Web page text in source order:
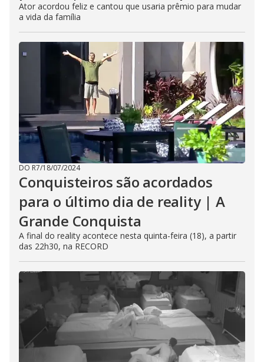
Ator acordou feliz e cantou que usaria prêmio para mudar
a vida da família
DO R7/18/07/2024
Conquisteiros são acordados
para o último dia de reality | A
Grande Conquista
A final do reality acontece nesta quinta-feira (18), a partir
das 22h30, na RECORD